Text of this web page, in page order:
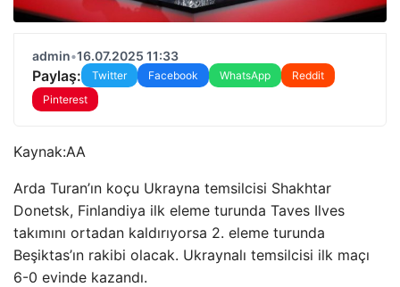
admin•16.07.2025 11:33
Paylaş: Twitter Facebook WhatsApp
Reddit
Pinterest
Kaynak:AA
Arda Turan’ın koçu Ukrayna temsilcisi Shakhtar
Donetsk, Finlandiya ilk eleme turunda Taves Ilves
takımını ortadan kaldırıyorsa 2. eleme turunda
Beşiktas’ın rakibi olacak. Ukraynalı temsilcisi ilk maçı
6-0 evinde kazandı.